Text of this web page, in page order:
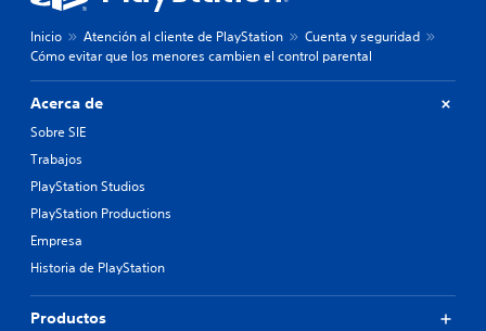
Inicio Atención al cliente de PlayStation
Cuenta y seguridad
Cómo evitar que los menores cambien el control parental
Acerca de
Sobre SIE
Trabajos
PlayStation Studios
PlayStation Productions
Empresa
Historia de PlayStation
Productos